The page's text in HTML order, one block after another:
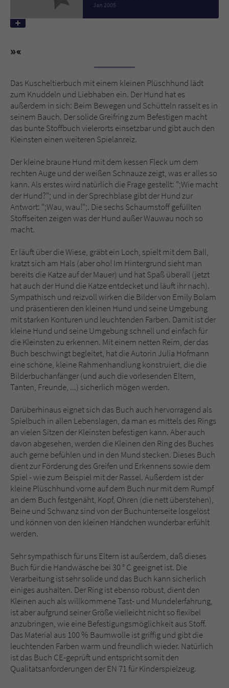
Jan 2005
Das Kuscheltierbuch mit einem kleinen Plüschhund lädt
zum Knuddeln und Liebhaben ein. Der Hund hat es
außerdem in sich: Beim Bewegen und Schütteln rasselt es in
seinem Bauch. Der solide Greifring zum Befestigen macht
das bunte Stoffbuch vielerorts einsetzbar und gibt auch den
Kleinsten einen weiteren Spielanreiz.
Der kleine braune Hund mit dem kessen Fleck um dem
rechten Auge und der weißen Schnauze zeigt, was er alles so
kann. Als erstes wird natürlich die Frage gestellt: ";Wie macht
der Hund?"; und in der Sprechblase gibt der Hund zur
Antwort: ";Wau, wau!";. Die sechs Schaumstoff gefüllten
Stoffseiten zeigen was der Hund außer Wauwau noch so
macht.
Er läuft über die Wiese, gräbt ein Loch, spielt mit dem Ball,
kratzt sich am Hals (aber oho! Im Hintergrund sieht man
bereits die Katze auf der Mauer) und hat Spaß überall (jetzt
hat auch der Hund die Katze entdecket und läuft ihr nach).
Sympathisch und reizvoll wirken die Bilder von Emily Bolam
und präsentieren den kleinen Hund und seine Umgebung
mit starken Konturen und leuchtenden Farben. Damit ist der
kleine Hund und seine Umgebung schnell und einfach für
die Kleinsten zu erkennen. Mit einem netten Reim, der das
Buch beschwingt begleitet, hat die Autorin Julia Hofmann
eine schöne, kleine Rahmenhandlung konstruiert, die die
Bilderbuchanfänger (und auch die vorlesenden Eltern,
Tanten, Freunde, ...) sicherlich mögen werden.
Darüberhinaus eignet sich das Buch auch hervorragend als
Spielbuch in allen Lebenslagen, da man es mittels des Rings
an vielen Sitzen der Kleinsten befestigen kann. Aber auch
davon abgesehen, werden die Kleinen den Ring des Buches
auch gerne befühlen und in den Mund stecken. Dieses Buch
dient zur Förderung des Greifen und Erkennens sowie dem
Spiel - wie zum Beispiel mit der Rassel. Außerdem ist der
kleine Plüschhund vorne auf dem Buch nur mit dem Rumpf
an dem Buch festgenäht, Kopf, Ohren (die nett überstehen),
Beine und Schwanz sind von der Buchunterseite losgelöst
und können von den kleinen Händchen wunderbar erfühlt
werden.
Sehr sympathisch für uns Eltern ist außerdem, daß dieses
Buch für die Handwäsche bei 30 ° C geeignet ist. Die
Verarbeitung ist sehr solide und das Buch kann sicherlich
einiges aushalten. Der Ring ist ebenso robust, dient den
Kleinen auch als willkommene Tast- und Mundelerfahrung,
ist aber aufgrund seiner Größe vielleicht nicht so flexibel
anzubringen, wie eine Befestigungsmöglichkeit aus Stoff.
Das Material aus 100 % Baumwolle ist griffig und gibt die
leuchtenden Farben warm und freundlich wieder. Natürlich
ist das Buch CE-geprüft und entspricht somit den
Qualitätsanforderungen der EN 71 für Kinderspielzeug.
Name
Zweck Cookie für Kommentare einzelner Buchtitel
Name fe_typo_user
Laufzeit Session
Zweck
Dieses Cookie gewährleistet die
Kommunikation der Webseite mit dem
Benutzer. Es wird benötigt um z. B. den